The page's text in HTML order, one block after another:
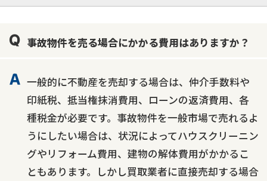
事故物件を売る場合にかかる費用はありますか？
一般的に不動産を売却する場合は、仲介手数料や
印紙税、抵当権抹消費用、ローンの返済費用、各
種税金が必要です。事故物件を一般市場で売れるよ
うにしたい場合は、状況によってハウスクリーニン
グやリフォーム費用、建物の解体費用がかかるこ
ともあります。しかし買取業者に直接売却する場合